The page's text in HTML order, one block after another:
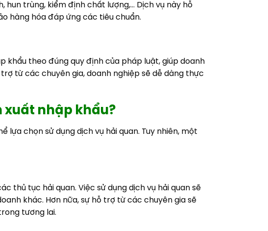
trùng, kiểm định chất lượng,… Dịch vụ này hỗ
hàng hóa đáp ứng các tiêu chuẩn.
khẩu theo đúng quy định của pháp luật, giúp doanh
từ các chuyên gia, doanh nghiệp sẽ dễ dàng thực
xuất nhập khẩu?
chọn sử dụng dịch vụ hải quan. Tuy nhiên, một
thủ tục hải quan. Việc sử dụng dịch vụ hải quan sẽ
khác. Hơn nữa, sự hỗ trợ từ các chuyên gia sẽ
tương lai.